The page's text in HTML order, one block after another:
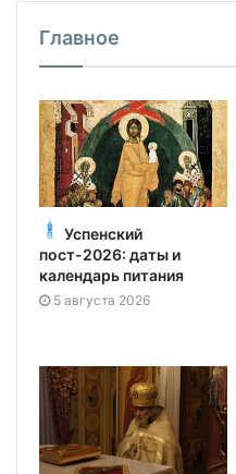
Главное
Успенский
пост-2026: даты и
календарь питания
5 августа 2026